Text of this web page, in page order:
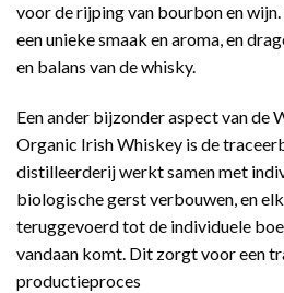
voor de rijping van bourbon en
een unieke smaak en aroma, en
en balans van de whisky.
Een ander bijzonder aspect van de
Organic Irish Whiskey is de
distilleerderij werkt samen met
biologische gerst verbouwen, en
teruggevoerd tot de individuele
vandaan komt. Dit zorgt voor een
productieproces